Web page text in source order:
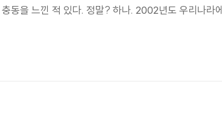
동을 느낀 적 있다. 정말? 하나. 2002년도 우리나라